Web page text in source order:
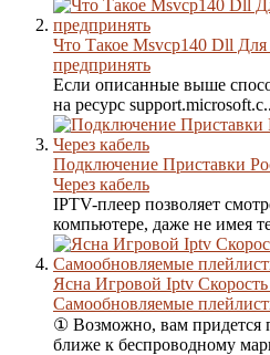
Что Такое Msvcp140 Dll
предпринять
Если описанные выше
на ресурс
Подключение Приставки
Через кабель
IPTV-плеер позволяет
компьютере, даже не имея
Ясна Игровой Iptv Скорость
Самообновляемые
① Возможно, вам придется
ближе к беспроводному